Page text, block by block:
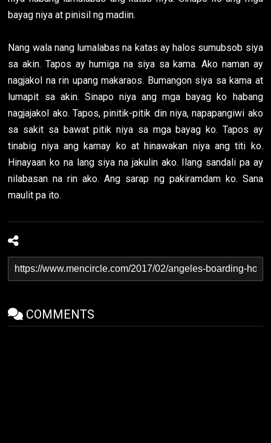
bayag niya at pinisil ng madiin.
Nang wala nang lumalabas na katas ay halos sumubsob siya
sa akin. Tapos ay humiga na siya sa kama. Ako naman ay
nagjakol na rin upang makaraos. Bumangon siya sa kama at
lumapit sa akin. Sinapo niya ang mga bayag ko habang
nagjajakol ako. Tapos, pinitik-pitik din niya, napapangiwi ako
sa sakit sa bawat pitik niya sa mga bayag ko. Tapos ay
tinabig niya ang kamay ko at hinawakan niya ang titi ko.
Hinayaan ko na lang siya na jakulin ako. Ilang sandali pa ay
nilabasan na rin ako. Ang sarap ng pakiramdam ko. Sana
maulit pa ito.
COMMENTS